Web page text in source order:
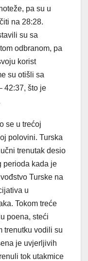
pa su u
na 28:28.
su sa
odbranom, pa
korist
su otišli sa
42:37, što je
se u trećoj
polovini. Turska
trenutak desio
perioda kada je
Turske na
u
Tokom treće
poena, steći
trenutku vodili su
je uvjerljivih
tok utakmice